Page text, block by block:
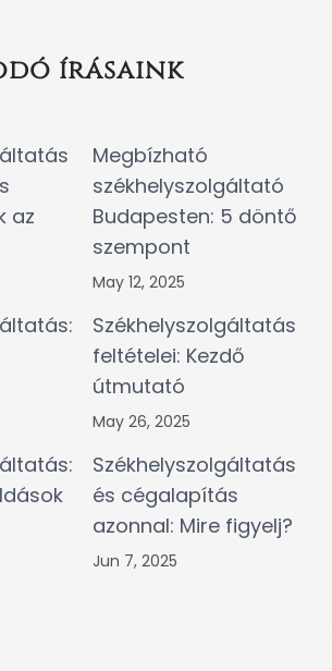
írásaink
az
Megbízható
székhelyszolgáltató
Budapesten: 5 döntő
szempont
May 12, 2025
Székhelyszolgáltatás
feltételei: Kezdő
útmutató
May 26, 2025
Székhelyszolgáltatás
és cégalapítás
azonnal: Mire figyelj?
Jun 7, 2025